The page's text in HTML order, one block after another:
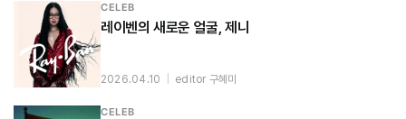
CELEB
레이벤의 새로운 얼굴, 제니
2026.04.10 editor 구혜미
CELEB